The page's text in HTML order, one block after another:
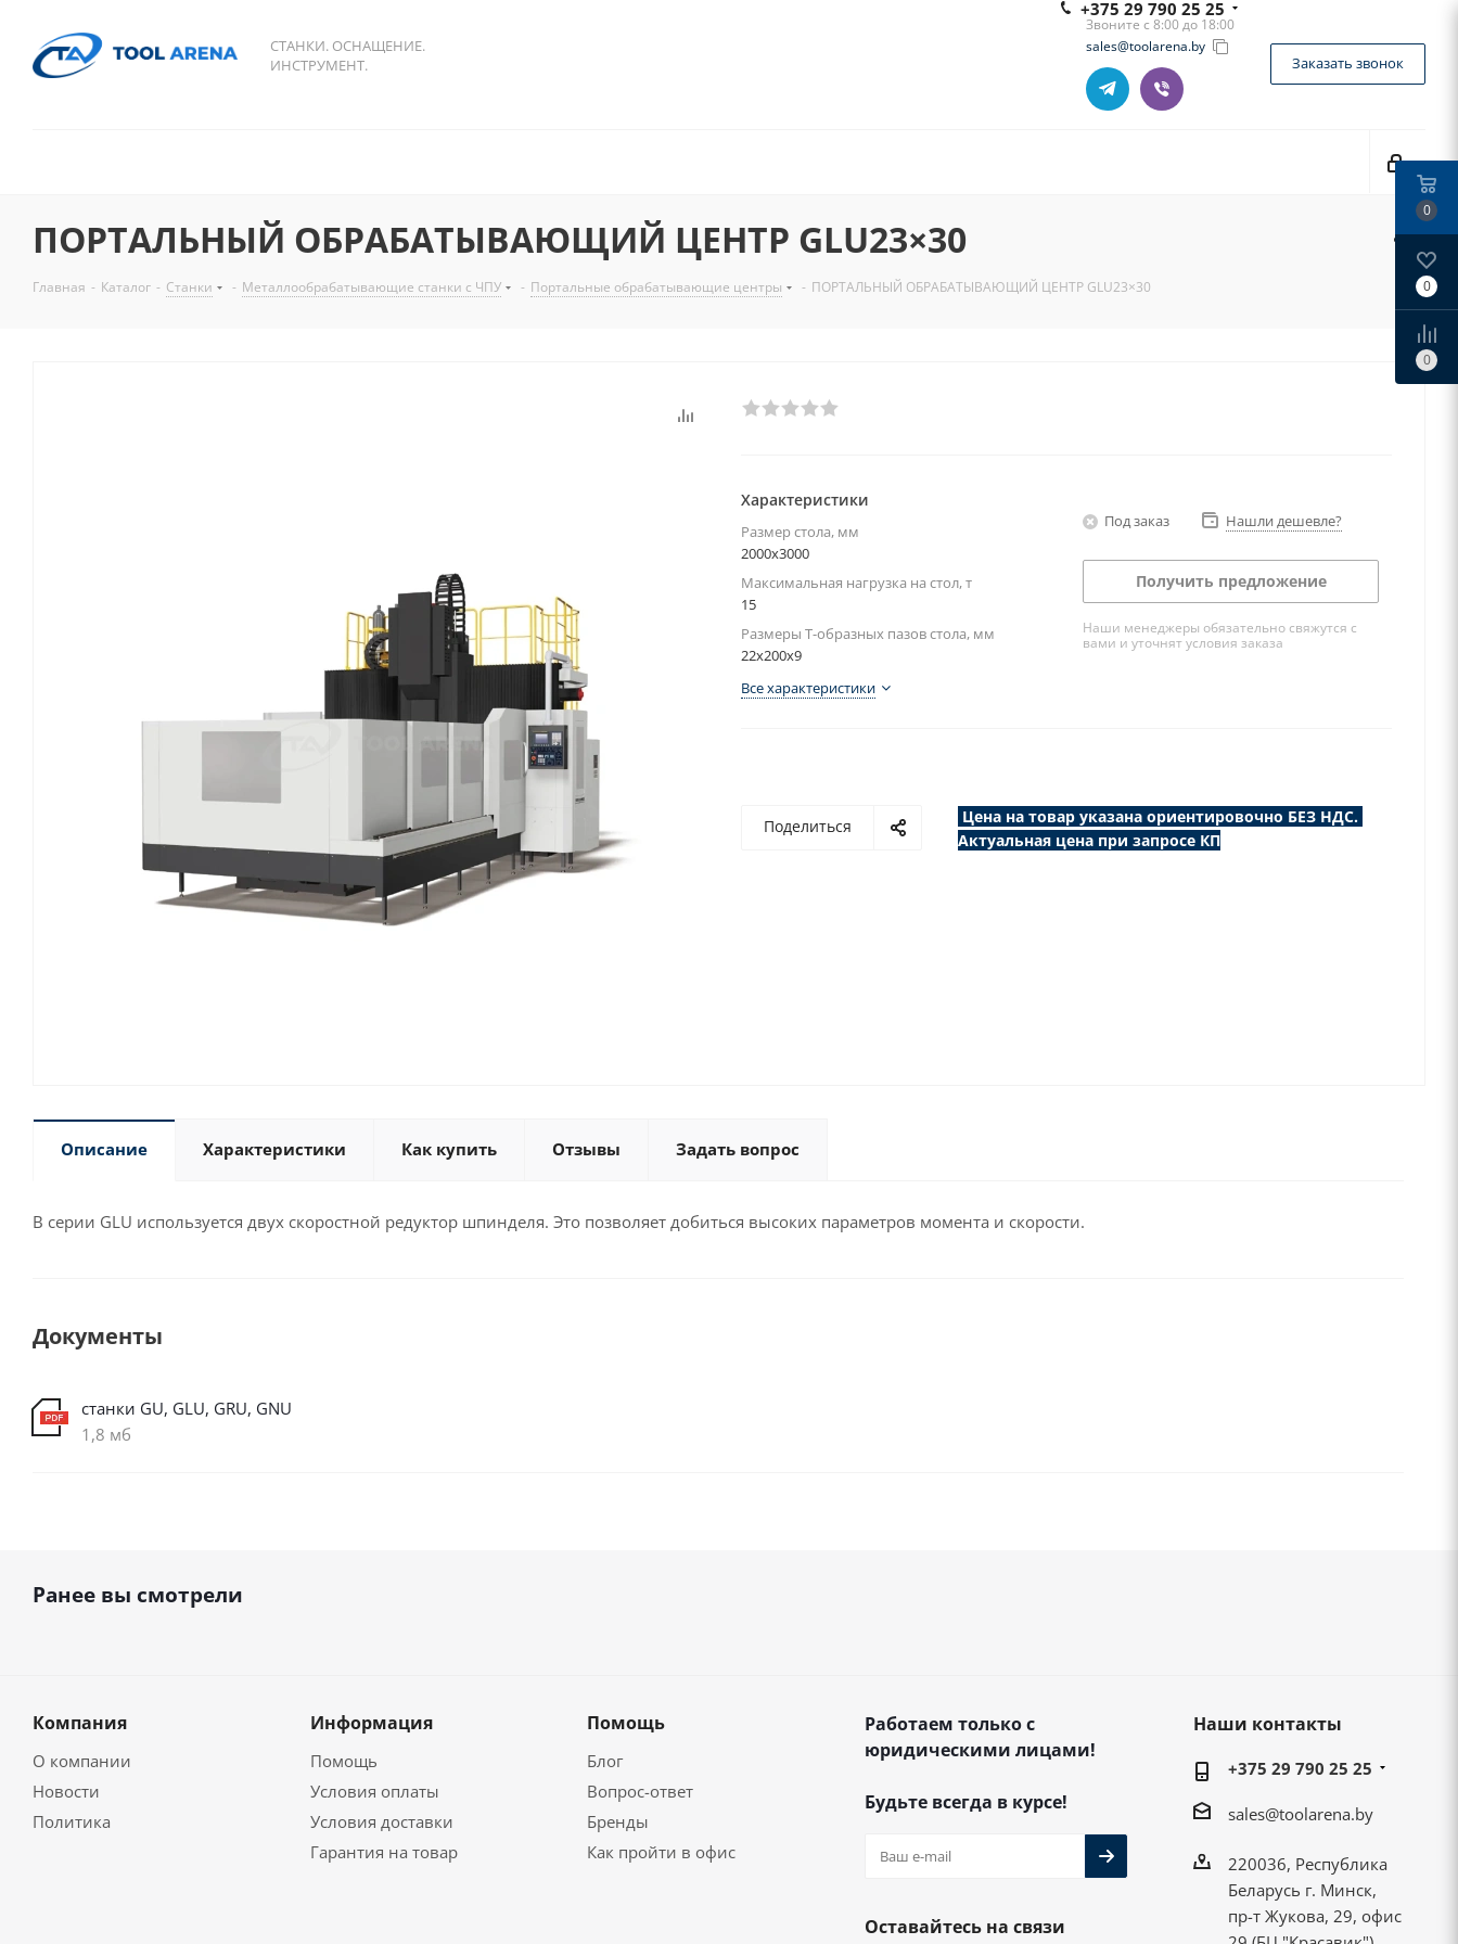
СТАНКИ. ОСНАЩЕНИЕ.
ИНСТРУМЕНТ.
+375 29 790 25 25
Звоните с 8:00 до 18:00
sales@toolarena.by
Заказать звонок
ПОРТАЛЬНЫЙ ОБРАБАТЫВАЮЩИЙ ЦЕНТР GLU23×30
Главная - Каталог - Станки - Металлообрабатывающие станки с ЧПУ - Портальные обрабатывающие центры - ПОРТАЛЬНЫЙ ОБРАБАТЫВАЮЩИЙ ЦЕНТР GLU23×30
Характеристики
Размер стола, мм
2000x3000
Максимальная нагрузка на стол, т
15
Размеры Т-образных пазов стола, мм
22x200x9
Все характеристики
Под заказ Нашли дешевле?
Получить предложение
Наши менеджеры обязательно свяжутся с
вами и уточнят условия заказа
Поделиться
Цена на товар указана ориентировочно БЕЗ НДС.
Актуальная цена при запросе КП
Описание Характеристики Как купить Отзывы Задать вопрос
В серии GLU используется двух скоростной редуктор шпинделя. Это позволяет добиться высоких параметров момента и скорости.
Документы
станки GU, GLU, GRU, GNU
1,8 мб
Ранее вы смотрели
Компания
О компании
Новости
Политика
Информация
Помощь
Условия оплаты
Условия доставки
Гарантия на товар
Помощь
Блог
Вопрос-ответ
Бренды
Как пройти в офис
Работаем только с
юридическими лицами!
Будьте всегда в курсе!
Оставайтесь на связи
Наши контакты
+375 29 790 25 25
sales@toolarena.by
220036, Республика
Беларусь г. Минск,
пр-т Жукова, 29, офис
0
0
0